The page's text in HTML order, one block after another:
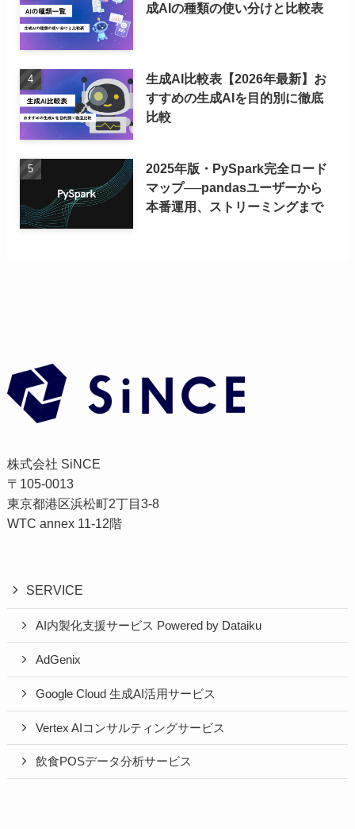
成AIの種類の使い分けと比較表
生成AI比較表【2026年最新】お
すすめの生成AIを目的別に徹底
比較
2025年版・PySpark完全ロード
マップ──pandasユーザーから
本番運用、ストリーミングまで
株式会社 SiNCE
〒105-0013
東京都港区浜松町2丁目3-8
WTC annex 11-12階
SERVICE
AI内製化支援サービス Powered by Dataiku
AdGenix
Google Cloud 生成AI活用サービス
Vertex AIコンサルティングサービス
飲食POSデータ分析サービス